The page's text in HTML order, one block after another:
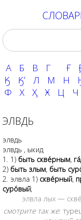
А Б В Г Ғ
Ӄ
Ӄʼ Л М Н
Ф
Х Ӽ Ӿ Ц Ч
ЭЛВДЬ
элвдь
элвдь , ыкид
1. 1) быть скве́рным,
2) быть злым, быть
2. элвла 1) скве́рный,
суро́вый;
элвла лых —
смотрите так же: